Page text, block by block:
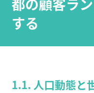
都の顧客ラ
する
1.1. 人口動態と